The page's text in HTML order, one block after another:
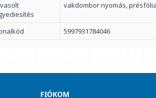
vakdombor nyomás,
5997931784046
FIÓKOM